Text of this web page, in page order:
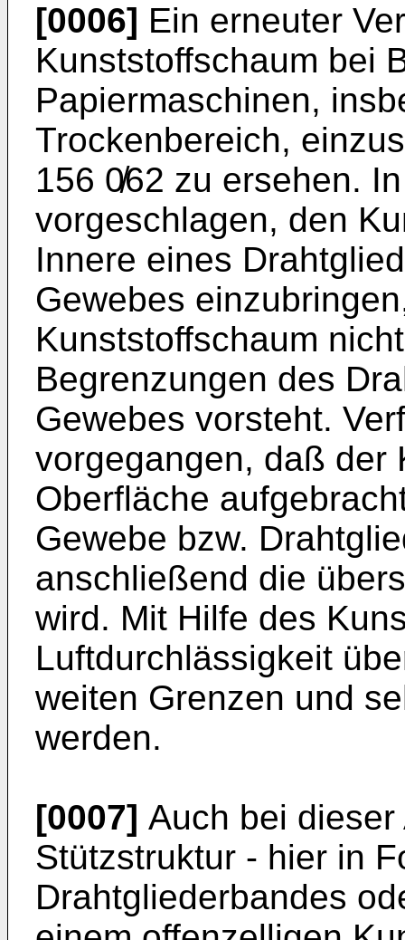
[0006] Ein erneuter
Kunststoffschaum bei
Papiermaschinen,
Trockenbereich,
156 0̸62 zu ersehen.
vorgeschlagen, den
Innere eines
Gewebes
Kunststoffschaum
Begrenzungen des
Gewebes vorsteht.
vorgegangen, daß der
Oberfläche
Gewebe bzw.
anschließend die
wird. Mit Hilfe des
Luftdurchlässigkeit
weiten Grenzen und
werden.
[0007] Auch bei
Stützstruktur - hier in
Drahtgliederbandes